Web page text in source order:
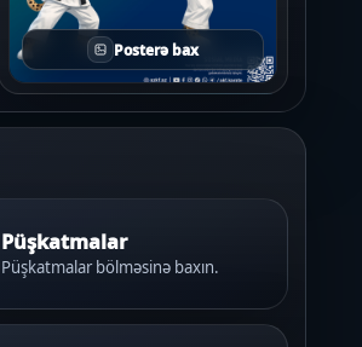
Posterə bax
Püşkatmalar
Püşkatmalar bölməsinə baxın.